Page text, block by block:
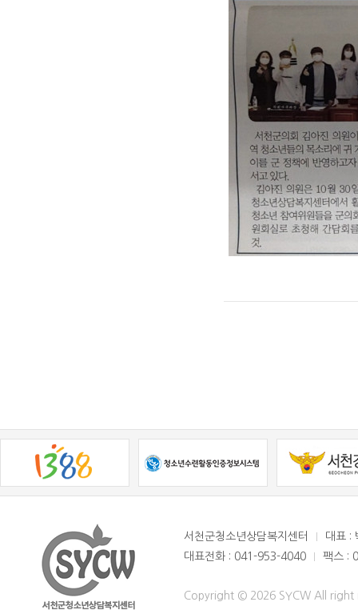
서천군청소년상담복지센터
대표 :
대표전화 : 041-953-4040
팩스 :
Copyright © 2026 SYCW All right